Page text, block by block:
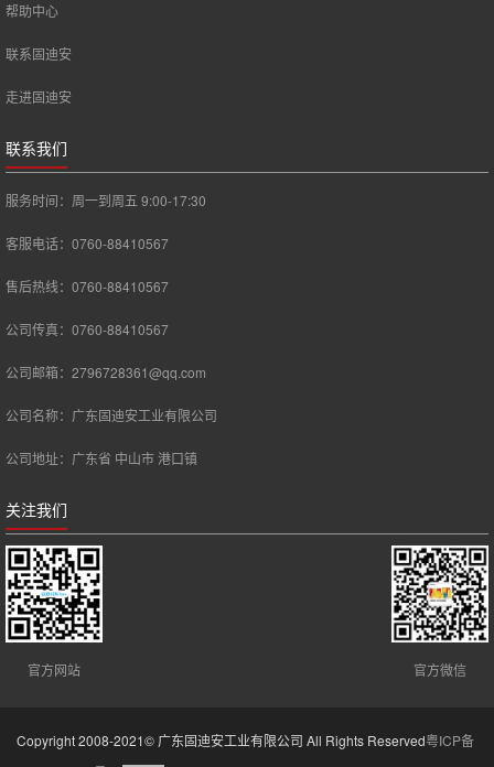
帮助中心
联系固迪安
走进固迪安
联系我们
服务时间：周一到周五 9:00-17:30
客服电话：0760-88410567
售后热线：0760-88410567
公司传真：0760-88410567
公司邮箱：2796728361@qq.com
公司名称：广东固迪安工业有限公司
公司地址：广东省 中山市 港口镇
关注我们
官方网站 官方微信
Copyright 2008-2021© 广东固迪安工业有限公司 All Rights Reserved粤ICP备